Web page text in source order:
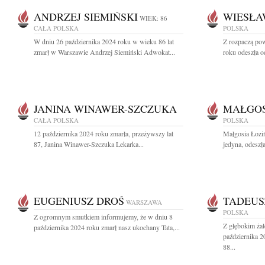
ANDRZEJ SIEMIŃSKI WIEK: 86
CAŁA POLSKA
W dniu 26 października 2024 roku w wieku 86 lat
zmarł w Warszawie Andrzej Siemiński Adwokat...
POLSKA
Z rozpaczą
roku odeszła
JANINA WINAWER-SZCZUKA
CAŁA POLSKA
12 października 2024 roku zmarła, przeżywszy lat
87, Janina Winawer-Szczuka Lekarka...
POLSKA
Małgosia
jedyna,
EUGENIUSZ DROŚ WARSZAWA
Z ogromnym smutkiem informujemy, że w dniu 8
października 2024 roku zmarł nasz ukochany Tata,...
POLSKA
Z głębokim
października
88...